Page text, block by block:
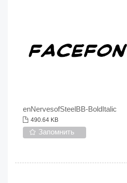
enNervesofSteelBB-BoldItalic
490.64 KB
Запомнить